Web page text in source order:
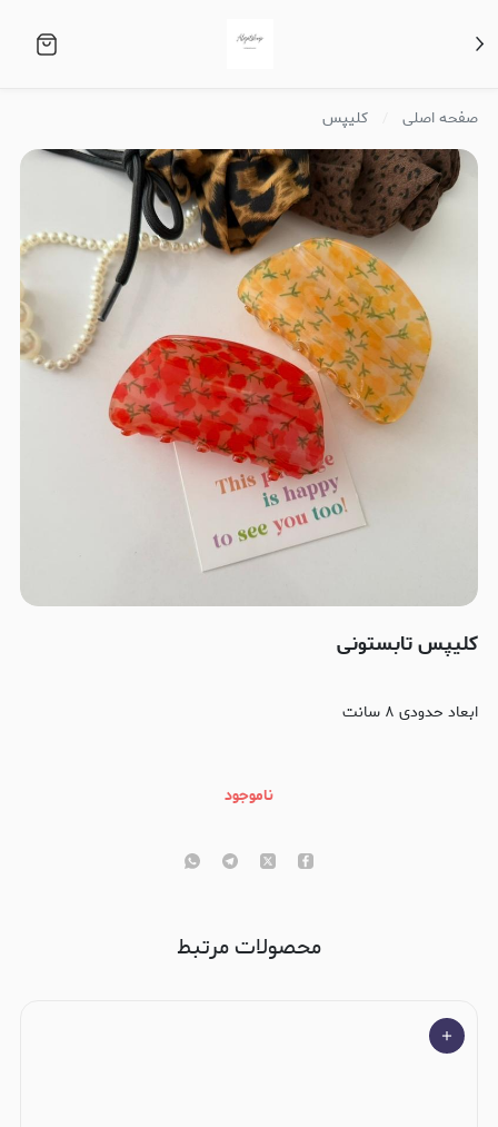
صفحه اصلی کلیپس
کلیپس تابستونی
ابعاد حدودی ۸ سانت
ناموجود
محصولات مرتبط